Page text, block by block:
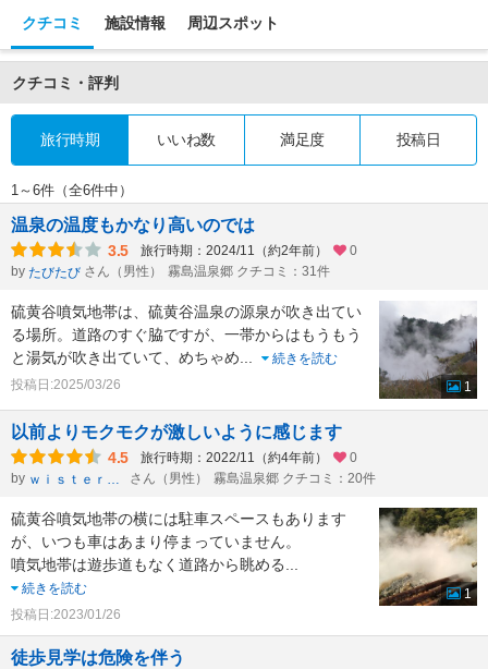
クチコミ 施設情報 周辺スポット
クチコミ・評判
旅行時期 いいね数 満足度 投稿日
1～6件（全6件中）
温泉の温度もかなり高いのでは
3.5 旅行時期：2024/11（約2年前）
0
by たびたび さん（男性） 霧島温泉郷 クチコミ：31件
硫黄谷噴気地帯は、硫黄谷温泉の源泉が吹き出てい
る場所。道路のすぐ脇ですが、一帯からはもうもう
と湯気が吹き出ていて、めちゃめ...
続きを読む
投稿日:2025/03/26
1
以前よりモクモクが激しいように感じます
4.5 旅行時期：2022/11（約4年前）
0
by
ｗｉｓｔｅｒｉａ さん（男性） 霧島温泉郷 クチコミ：20件
硫黄谷噴気地帯の横には駐車スペースもあります
が、いつも車はあまり停まっていません。
噴気地帯は遊歩道もなく道路から眺める...
続きを読む
投稿日:2023/01/26
1
徒歩見学は危険を伴う